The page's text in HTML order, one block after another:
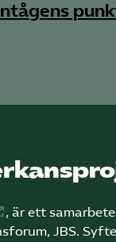
, är ett
JBS.